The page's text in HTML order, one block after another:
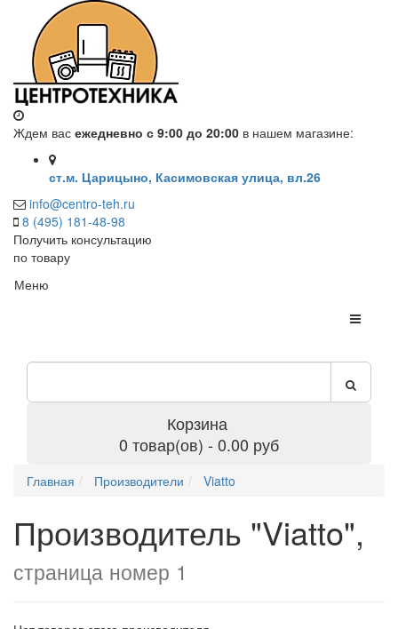
Ждем вас ежедневно с 9:00 до 20:00 в нашем магазине:
ст.м. Царицыно, Касимовская улица, вл.26
info@centro-teh.ru
8 (495) 181-48-98
Получить консультацию
по товару
Меню
Корзина
0 товар(ов) - 0.00 руб
Главная Производители Viatto
Производитель "Viatto",
страница номер 1